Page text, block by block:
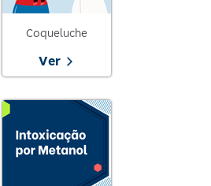
Coqueluche
Ver